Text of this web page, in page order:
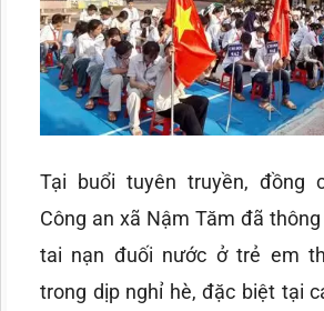
Tại buổi tuyên truyền, đồng
Công an xã Nậm Tăm đã
tai nạn đuối nước ở trẻ em
trong dịp nghỉ hè, đặc biệt tại